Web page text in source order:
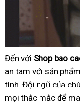
Đến với Shop bao
an tâm với sản
tình. Đội ngũ của
mọi thắc mắc để